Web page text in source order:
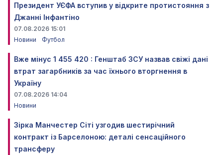
Президент УЄФА вступив у відкрите протистояння з
Джанні Інфантіно
07.08.2026 15:01
Новини
Футбол
Вже мінус 1 455 420 : Генштаб ЗСУ назвав свіжі дані
втрат загарбників за час їхнього вторгнення в
Україну
07.08.2026 14:04
Новини
Зірка Манчестер Сіті узгодив шестирічний
контракт із Барселоною: деталі сенсаційного
трансферу